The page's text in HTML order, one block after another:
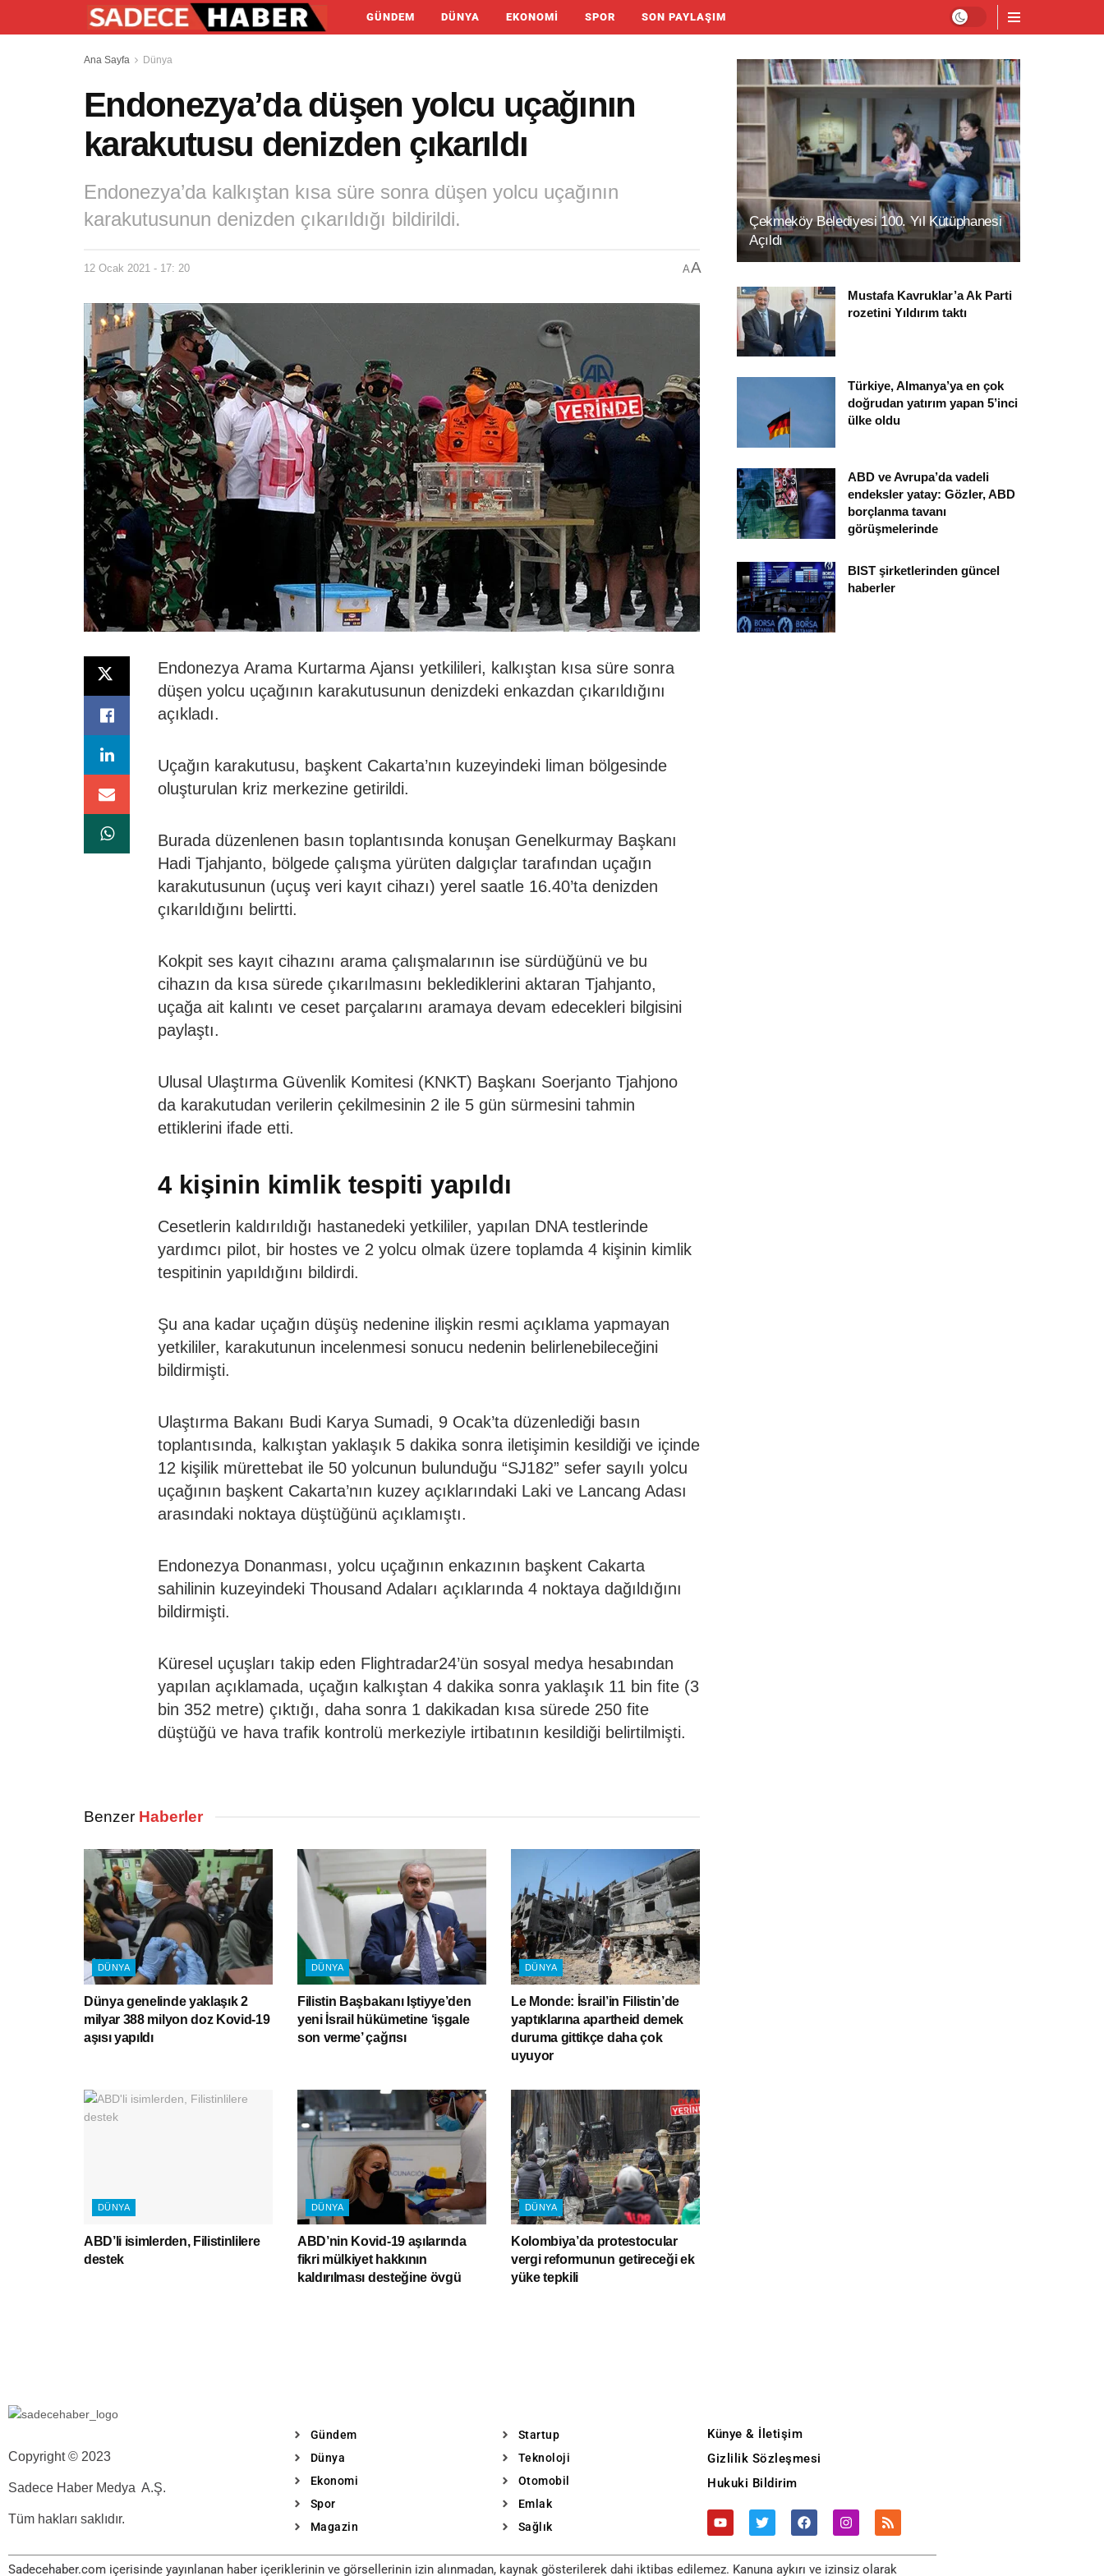
GÜNDEM DÜNYA EKONOMI SPOR SON PAYLAŞIM
Ana Sayfa Dünya
Endonezya’da düşen yolcu uçağının
karakutusu denizden çıkarıldı
Endonezya’da kalkıştan kısa süre sonra düşen yolcu uçağının
karakutusunun denizden çıkarıldığı bildirildi.
12 Ocak 2021 - 17: 20 AA
Endonezya Arama Kurtarma Ajansı yetkilileri, kalkıştan kısa süre sonra
düşen yolcu uçağının karakutusunun denizdeki enkazdan çıkarıldığını
açıkladı.
Uçağın karakutusu, başkent Cakarta’nın kuzeyindeki liman bölgesinde
oluşturulan kriz merkezine getirildi.
Burada düzenlenen basın toplantısında konuşan Genelkurmay Başkanı
Hadi Tjahjanto, bölgede çalışma yürüten dalgıçlar tarafından uçağın
karakutusunun (uçuş veri kayıt cihazı) yerel saatle 16.40’ta denizden
çıkarıldığını belirtti.
Kokpit ses kayıt cihazını arama çalışmalarının ise sürdüğünü ve bu
cihazın da kısa sürede çıkarılmasını beklediklerini aktaran Tjahjanto,
uçağa ait kalıntı ve ceset parçalarını aramaya devam edecekleri bilgisini
paylaştı.
Ulusal Ulaştırma Güvenlik Komitesi (KNKT) Başkanı Soerjanto Tjahjono
da karakutudan verilerin çekilmesinin 2 ile 5 gün sürmesini tahmin
ettiklerini ifade etti.
4 kişinin kimlik tespiti yapıldı
Cesetlerin kaldırıldığı hastanedeki yetkililer, yapılan DNA testlerinde
yardımcı pilot, bir hostes ve 2 yolcu olmak üzere toplamda 4 kişinin kimlik
tespitinin yapıldığını bildirdi.
Şu ana kadar uçağın düşüş nedenine ilişkin resmi açıklama yapmayan
yetkililer, karakutunun incelenmesi sonucu nedenin belirlenebileceğini
bildirmişti.
Ulaştırma Bakanı Budi Karya Sumadi, 9 Ocak’ta düzenlediği basın
toplantısında, kalkıştan yaklaşık 5 dakika sonra iletişimin kesildiği ve içinde
12 kişilik mürettebat ile 50 yolcunun bulunduğu “SJ182” sefer sayılı yolcu
uçağının başkent Cakarta’nın kuzey açıklarındaki Laki ve Lancang Adası
arasındaki noktaya düştüğünü açıklamıştı.
Endonezya Donanması, yolcu uçağının enkazının başkent Cakarta
sahilinin kuzeyindeki Thousand Adaları açıklarında 4 noktaya dağıldığını
bildirmişti.
Küresel uçuşları takip eden Flightradar24’ün sosyal medya hesabından
yapılan açıklamada, uçağın kalkıştan 4 dakika sonra yaklaşık 11 bin fite (3
bin 352 metre) çıktığı, daha sonra 1 dakikadan kısa sürede 250 fite
düştüğü ve hava trafik kontrolü merkeziyle irtibatının kesildiği belirtilmişti.
Benzer Haberler
DÜNYA
Dünya genelinde yaklaşık 2
milyar 388 milyon doz Kovid-19
aşısı yapıldı
DÜNYA
Filistin Başbakanı Iştiyye’den
yeni İsrail hükümetine ‘işgale
son verme’ çağrısı
DÜNYA
Le Monde: İsrail’in Filistin’de
yaptıklarına apartheid demek
duruma gittikçe daha çok
uyuyor
DÜNYA
ABD’li isimlerden, Filistinlilere
destek
DÜNYA
ABD’nin Kovid-19 aşılarında
fikri mülkiyet hakkının
kaldırılması desteğine övgü
DÜNYA
Kolombiya’da protestocular
vergi reformunun getireceği ek
yüke tepkili
Çekmeköy Belediyesi 100. Yıl Kütüphanesi
Açıldı
Mustafa Kavruklar’a Ak Parti
rozetini Yıldırım taktı
Türkiye, Almanya’ya en çok
doğrudan yatırım yapan 5’inci
ülke oldu
ABD ve Avrupa’da vadeli
endeksler yatay: Gözler, ABD
borçlanma tavanı
görüşmelerinde
BIST şirketlerinden güncel
haberler
Copyright © 2023
Sadece Haber Medya A.Ş.
Tüm hakları saklıdır.
Gündem
Dünya
Ekonomi
Spor
Magazin
Startup
Teknoloji
Otomobil
Emlak
Sağlık
Künye & İletişim
Gizlilik Sözleşmesi
Hukuki Bildirim
Sadecehaber.com içerisinde yayınlanan haber içeriklerinin ve görsellerinin izin alınmadan, kaynak gösterilerek dahi iktibas edilemez. Kanuna aykırı ve izinsiz olarak